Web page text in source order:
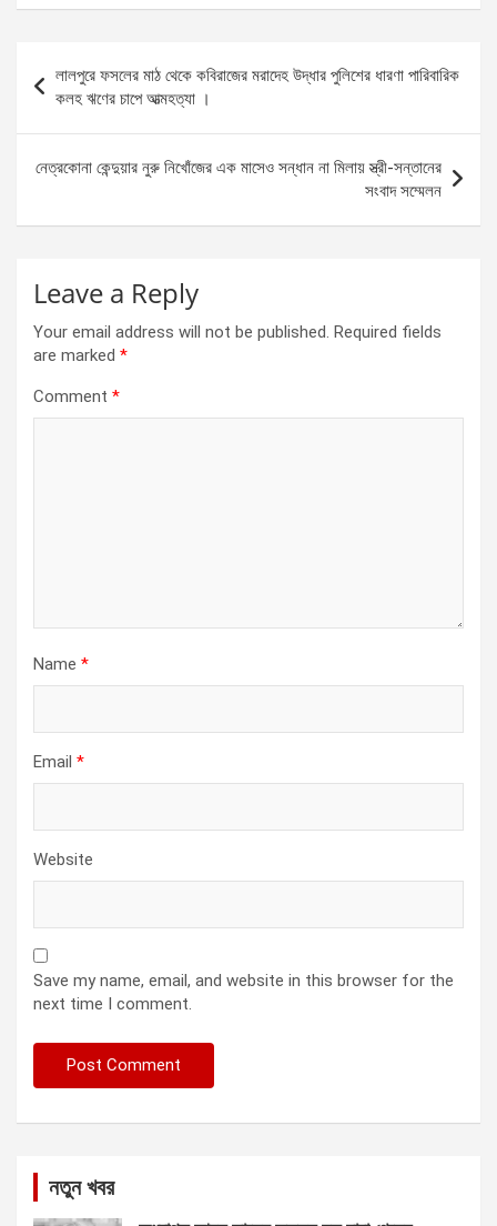
ce
o
o
k
se
g
er
at
A
p
p
ar
e
navigation
লালপুরে ফসলের মাঠ থেকে কবিরাজের মরাদেহ উদ্ধার পুলিশের ধারণা পারিবারিক
কলহ ঋণের চাপে আত্মহত্যা ।
নেত্রকোনা কেন্দুয়ার নুরু নিখোঁজের এক মাসেও সন্ধান না মিলায় স্ত্রী-সন্তানের
সংবাদ সম্মেলন
Leave a Reply
Your email address will not be published. Required fields
are marked *
Comment *
Name *
Email *
Website
Save my name, email, and website in this browser for the
next time I comment.
নতুন খবর